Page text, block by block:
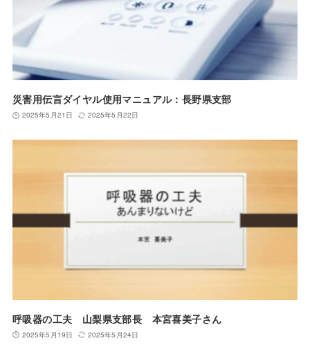
災害用伝言ダイヤル使用マニュアル：長野県支部
2025年5月21日 2025年5月22日
呼吸器の工夫 山梨県支部長 本宮喜美子さん
2025年5月19日 2025年5月24日